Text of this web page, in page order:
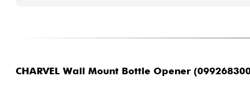
CHARVEL Wall Mount Bottle Opener